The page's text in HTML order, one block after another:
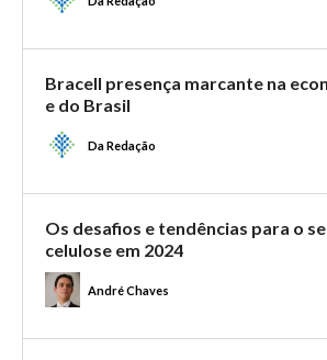
Bracell presença marcante na
e do Brasil
Da Redação
Os desafios e tendências para o
celulose em 2024
André Chaves